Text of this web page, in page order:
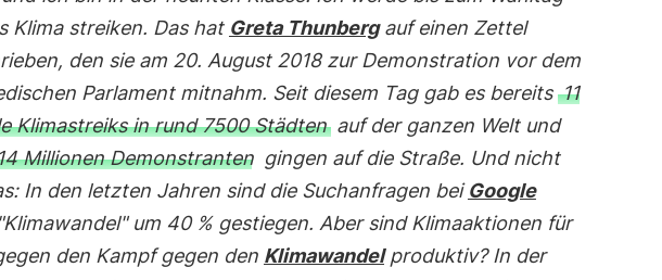
Klima streiken. Das hat Greta Thunbergauf einen Zettel
den sie am 20. August 2018 zur Demonstration vor dem
Parlament mitnahm. Seit diesem Tag gab es bereits 11
Klimastreiks in rund 7500 Städtenauf der ganzen Welt und
Millionen Demonstranten gingen auf die Straße. Und nicht
In den letzten Jahren sind die Suchanfragen beiGoogle
um 40 % gestiegen. Aber sind Klimaaktionen für
den Kampf gegen den Klimawandelproduktiv? In der